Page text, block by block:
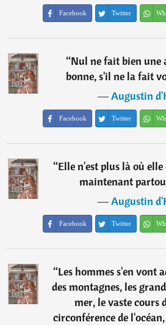
Facebook Twitter
“Nul ne fait bien une
bonne, s'il ne la fait
―Augustin
Facebook Twitter
“Elle n'est plus là où
maintenant
―Augustin
Facebook Twitter
“Les hommes s'en vont
des montagnes, les
mer, le vaste cours
circonférence de